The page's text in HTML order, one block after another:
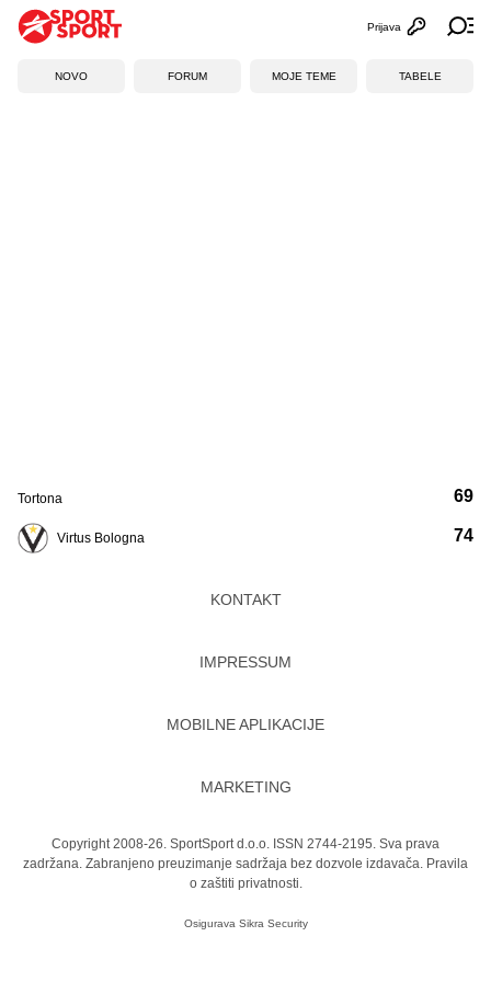
Otvori
Prijava
NOVO FORUM MOJE TEME TABELE
Tortona
Virtus Bologna
69
74
KONTAKT
IMPRESSUM
MOBILNE APLIKACIJE
MARKETING
Copyright 2008-26. SportSport d.o.o. ISSN 2744-2195. Sva prava
zadržana. Zabranjeno preuzimanje sadržaja bez dozvole izdavača. Pravila
o zaštiti privatnosti.
Osigurava Sikra Security